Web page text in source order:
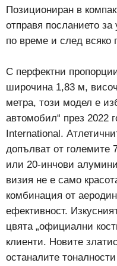
Позициониран в
отправя посланието
по време и след всяко
С перфектни
широчина 1,83 м,
метра, този модел е
автомобил“ през 2022
International.
допълват от големите
или 20-инчови
визия не е само
комбинация от
ефективност.
цвята „официални
клиенти. Новите
останалите